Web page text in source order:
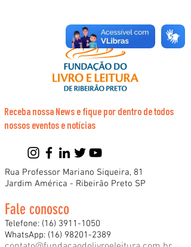
Receba nossa News e fique por dentro de todos
nossos eventos e notícias
Rua Professor Mariano Siqueira, 81
Jardim América - Ribeirão Preto SP
Fale conosco
Telefone: (16) 3911-1050
WhatsApp: (16) 98201-2389